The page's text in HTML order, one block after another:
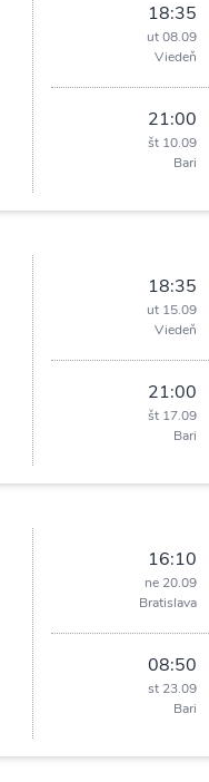
18:35
ut 08.09
Viedeň
21:00
št 10.09
Bari
18:35
ut 15.09
Viedeň
21:00
št 17.09
Bari
16:10
ne 20.09
Bratislava
08:50
st 23.09
Bari